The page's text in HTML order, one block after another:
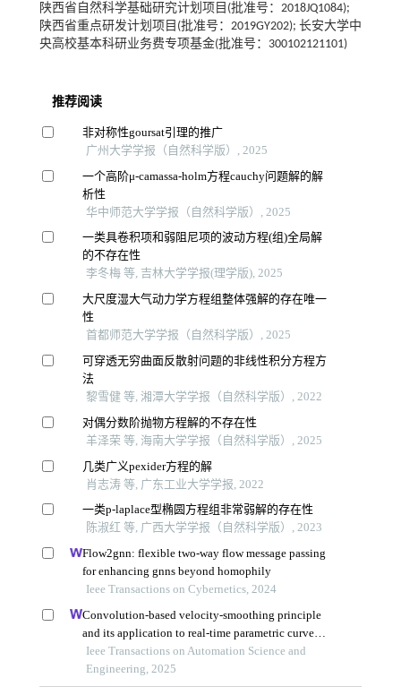
陕西省自然科学基础研究计划项目(批准号：2018JQ1084);
陕西省重点研发计划项目(批准号：2019GY202); 长安大学中
央高校基本科研业务费专项基金(批准号：300102121101)